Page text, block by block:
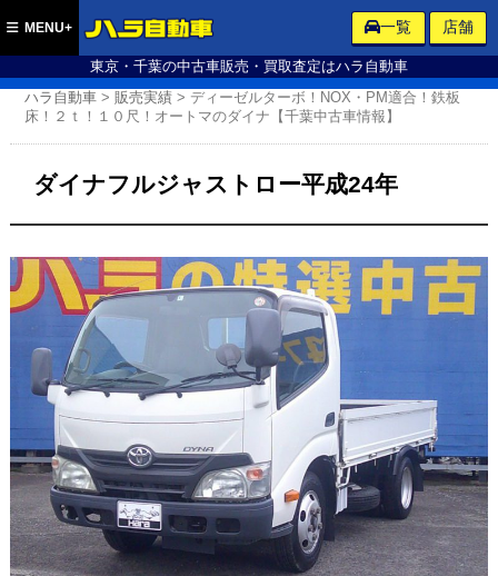
東京・千葉の中古車販売・買取査定はハラ自動車
MENU+ 一覧 店舗
ハラ自動車 >販売実績 > ディーゼルターボ！NOX・PM適合！鉄板
床！２ｔ！１０尺！オートマのダイナ【千葉中古車情報】
ダイナフルジャストロー平成24年